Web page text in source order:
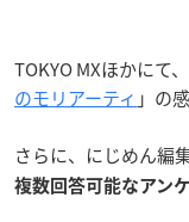
TOKYO MXほかにて、
のモリアーティ 」の
さらに、にじめん編
複数回答可能なアン